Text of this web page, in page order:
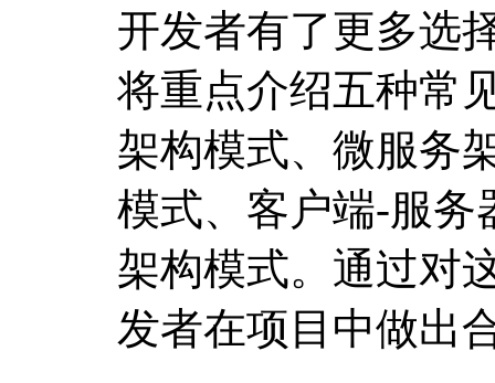
开发者有了更多选
将重点介绍五种常
架构模式、微服务
模式、客户端-服务
架构模式。通过对
发者在项目中做出